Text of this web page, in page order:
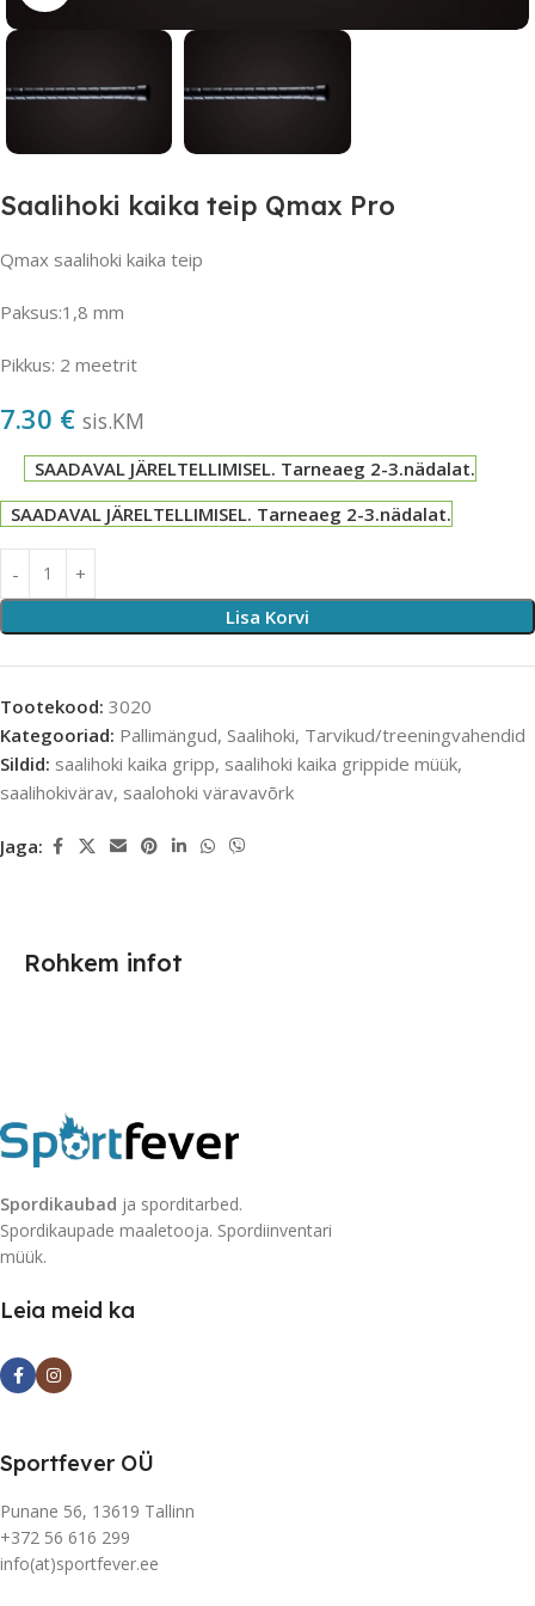
Saalihoki kaika teip Qmax Pro
Qmax saalihoki kaika teip
Paksus:1,8 mm
Pikkus: 2 meetrit
7.30 € sis.KM
SAADAVAL JÄRELTELLIMISEL. Tarneaeg 2-3.nädalat.
SAADAVAL JÄRELTELLIMISEL. Tarneaeg 2-3.nädalat.
Lisa Korvi
Tootekood: 3020
Kategooriad: Pallimängud, Saalihoki, Tarvikud/treeningvahendid
Sildid: saalihoki kaika gripp, saalihoki kaika grippide müük,
saalihokivärav, saalohoki väravavõrk
Jaga:
Rohkem infot
Spordikaubad ja sporditarbed.
Spordikaupade maaletooja. Spordiinventari
müük.
Leia meid ka
Sportfever OÜ
Punane 56, 13619 Tallinn
+372 56 616 299
info(at)sportfever.ee